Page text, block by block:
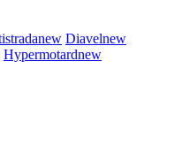
new Diavelnew
Hypermotardnew